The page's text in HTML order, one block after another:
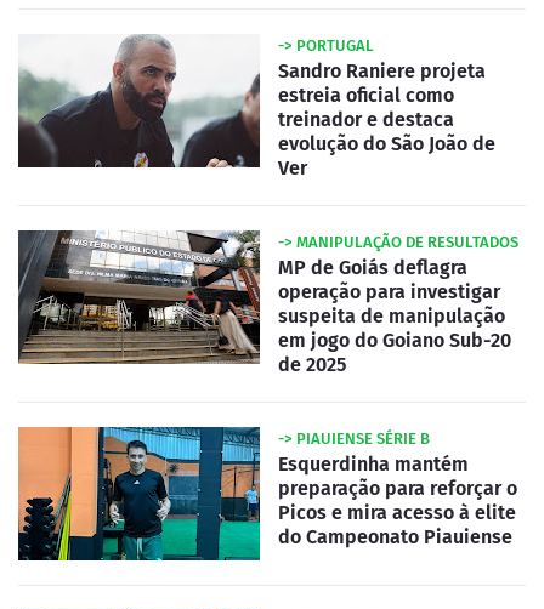
-> PORTUGAL
Sandro Raniere projeta
estreia oficial como
treinador e destaca
evolução do São João de
Ver
-> MANIPULAÇÃO DE RESULTADOS
MP de Goiás deflagra
operação para investigar
suspeita de manipulação
em jogo do Goiano Sub-20
de 2025
-> PIAUIENSE SÉRIE B
Esquerdinha mantém
preparação para reforçar o
Picos e mira acesso à elite
do Campeonato Piauiense